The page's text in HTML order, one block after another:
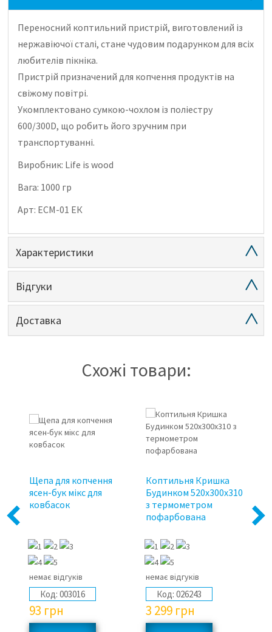
Переносний коптильний пристрій, виготовлений із
нержавіючої сталі, стане чудовим подарунком для всіх
любителів пікніка.
Пристрій призначений для копчення продуктів на
свіжому повітрі.
Укомплектовано сумкою-чохлом із поліестру
600/300D, що робить його зручним при
транспортуванні.
Виробник: Life is wood
Вага: 1000 гр
Арт: ECM-01 ЕК
Характеристики
Відгуки
Доставка
Схожі товари:
Previous
Щепа для копчення
ясен-бук мікс для
ковбасок
немає відгуків
Код: 003016
93 грн
Коптильня Кришка
Будинком 520х300х310
з термометром
пофарбована
немає відгуків
Код: 026243
3 299 грн
Next